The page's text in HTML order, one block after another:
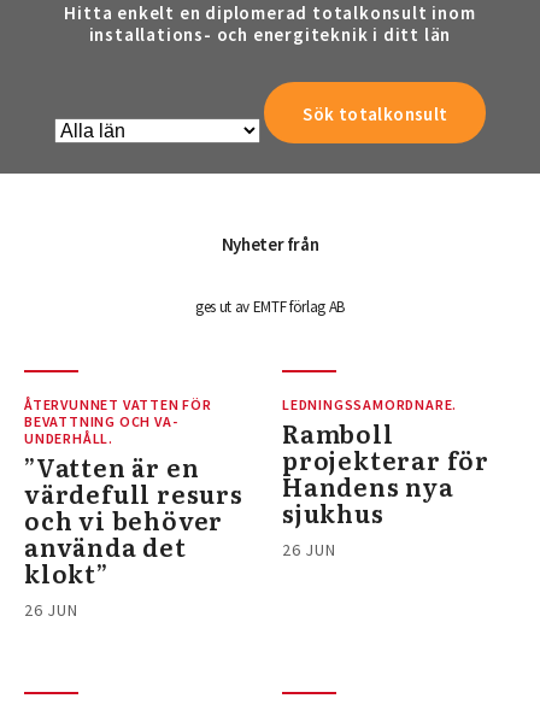
Hitta enkelt en diplomerad totalkonsult inom
installations- och energiteknik i ditt län
Nyheter från
ges ut av EMTF förlag AB
ÅTERVUNNET VATTEN FÖR
BEVATTNING OCH VA-
UNDERHÅLL.
”Vatten är en
värdefull resurs
och vi behöver
använda det
klokt”
26 JUN
LEDNINGSSAMORDNARE.
Ramboll
projekterar för
Handens nya
sjukhus
26 JUN